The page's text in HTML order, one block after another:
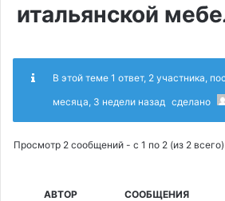
итальянской
В этой теме 1 ответ, 2 участника,
месяца, 3 недели назад сделано
Просмотр 2 сообщений - с 1 по 2 (из 2 всего)
АВТОР СООБЩЕНИЯ